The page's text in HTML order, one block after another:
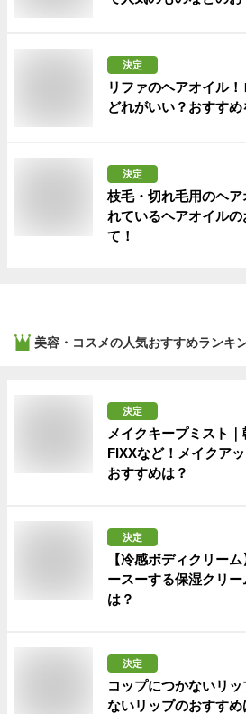
決定
リファのヘアオイル
どれがいい？おすすめ
決定
枝毛・切れ毛用のヘア
れているヘアオイルの
て！
美容・コスメの人気おすすめランキ
決定
メイクキープミスト
FIXXなど！メイクア
おすすめは？
決定
【冷感ボディクリー
ースーする保湿クリ
は？
決定
コップにつかないリ
ないリップのおすすめ